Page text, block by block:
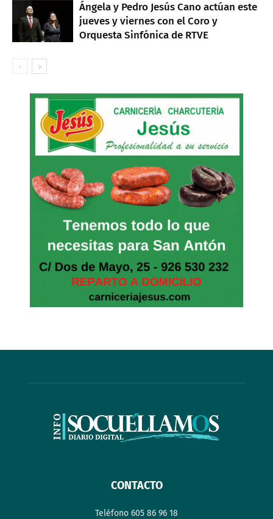
Ángela y Pedro Jesús Cano actúan este
jueves y viernes con el Coro y
Orquesta Sinfónica de RTVE
CONTACTO
Teléfono 605 86 96 18